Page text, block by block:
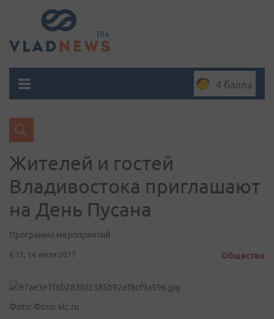
4 балла
Жителей и гостей
Владивостока приглашают
на День Пусана
Программа мероприятий
4:15, 14 июля 2017 Общество
Фото: Фото: vlc.ru